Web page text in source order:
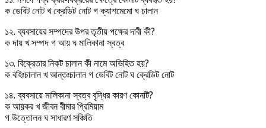
ক ডেবিট নোট খ ক্রেডিট নোট গ ক্যাশমেমো ঘ চালান
১২. ব্যবসায়ের সম্পদের উপর তৃতীয় পক্ষের দাবী কী?
ক দায় খ সম্পদ গ আয় ঘ মালিকানা স্বত্ব
১৩. বিক্রেতার নিকট চালান কী নামে অভিহিত হয়?
ক বহিঃচালান খ আন্তঃচালান গ ডেবিট নোট ঘ ক্রেডিট নোট
১৪. ব্যবসায়ে মালিকানা স্বত্ব বৃদ্ধির কারণ কোনটি?
ক আয়কর খ জীবন বীমার প্রিমিয়াম
গ উত্তোলন ঘ সাধারণ সঞ্চিতি